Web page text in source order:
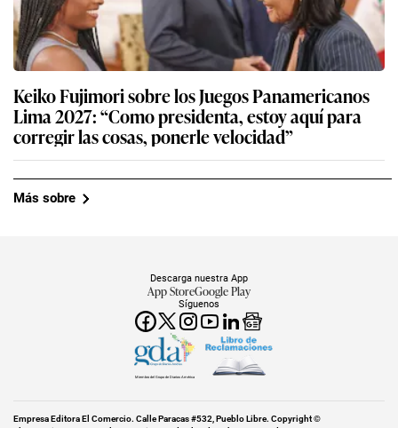
Keiko Fujimori sobre los Juegos Panamericanos
Lima 2027: “Como presidenta, estoy aquí para
corregir las cosas, ponerle velocidad”
Más sobre
Síguenos
Descarga nuestra App
App StoreGoogle Play
Miembro del Grupo de Diarios América
Empresa Editora El Comercio. Calle Paracas #532, Pueblo Libre. Copyright ©